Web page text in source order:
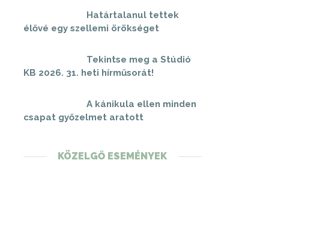
Határtalanul tettek
élővé egy szellemi örökséget
Tekintse meg a Stúdió
KB 2026. 31. heti hírműsorát!
A kánikula ellen minden
csapat győzelmet aratott
KÖZELGŐ ESEMÉNYEK